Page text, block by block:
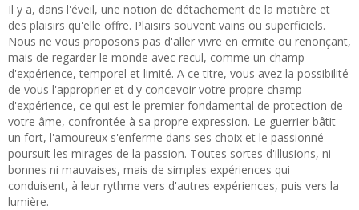
Il y a, dans l'éveil, une notion de détachement de la matière et
des plaisirs qu'elle offre. Plaisirs souvent vains ou superficiels.
Nous ne vous proposons pas d'aller vivre en ermite ou renonçant,
mais de regarder le monde avec recul, comme un champ
d'expérience, temporel et limité. A ce titre, vous avez la possibilité
de vous l'approprier et d'y concevoir votre propre champ
d'expérience, ce qui est le premier fondamental de protection de
votre âme, confrontée à sa propre expression. Le guerrier bâtit
un fort, l'amoureux s'enferme dans ses choix et le passionné
poursuit les mirages de la passion. Toutes sortes d'illusions, ni
bonnes ni mauvaises, mais de simples expériences qui
conduisent, à leur rythme vers d'autres expériences, puis vers la
lumière.